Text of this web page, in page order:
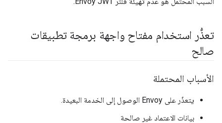
تعذُّر استخدام مفتاح واجهة برمجة تطبيقات
صالح
الأسباب المحتملة
يتعذّر على Envoy الوصول إلى الخدمة البعيدة.
بيانات الاعتماد غير صالحة